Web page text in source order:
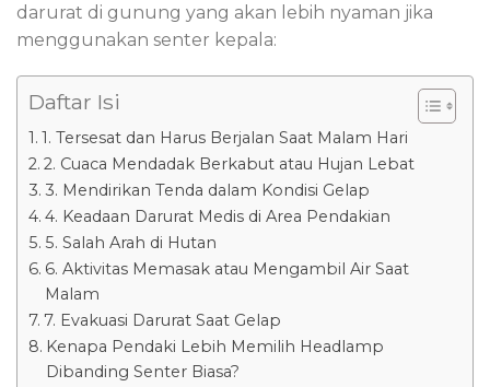
darurat di gunung yang akan lebih nyaman jika
menggunakan senter kepala:
Daftar Isi
1. Tersesat dan Harus Berjalan Saat Malam Hari
2. Cuaca Mendadak Berkabut atau Hujan Lebat
3. Mendirikan Tenda dalam Kondisi Gelap
4. Keadaan Darurat Medis di Area Pendakian
5. Salah Arah di Hutan
6. Aktivitas Memasak atau Mengambil Air Saat
Malam
7. Evakuasi Darurat Saat Gelap
Kenapa Pendaki Lebih Memilih Headlamp
Dibanding Senter Biasa?